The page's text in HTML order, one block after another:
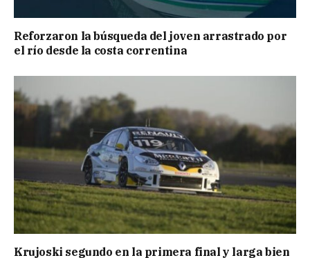
Reforzaron la búsqueda del joven arrastrado por
el río desde la costa correntina
Krujoski segundo en la primera final y larga bien